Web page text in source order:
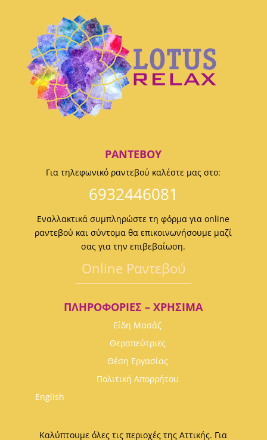
ΡΑΝΤΕΒΟΎ
Για τηλεφωνικό ραντεβού καλέστε μας στο:
6932446081
Εναλλακτικά συμπληρώστε τη φόρμα για online
ραντεβού και σύντομα θα επικοινωνήσουμε μαζί
σας για την επιβεβαίωση.
Οnline Ραντεβού
ΠΛΗΡΟΦΟΡΊΕΣ – ΧΡΉΣΙΜΑ
Είδη Μασάζ
Θεραπεύτριες
Θέση Εργασίας
Πολιτική Απορρήτου
English
Καλύπτουμε όλες τις περιοχές της Αττικής. Για